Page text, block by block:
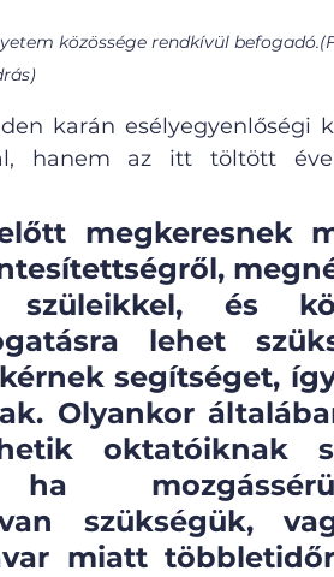
közössége rendkívül
karán esélyegyenlőségi
hanem az itt töltött
megkeresnek
és
lehet
segítséget,
Olyankor
oktatóiknak
szükségük,
miatt